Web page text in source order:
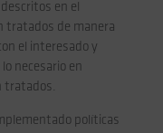
en el
tratados de manera
el interesado y
necesario en
tratados.
políticas